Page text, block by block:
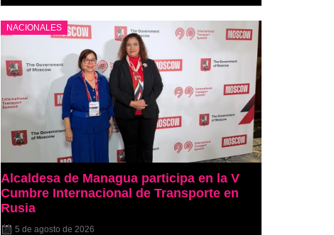
NACIONALES
Alcaldesa de Managua participa en la V
Cumbre Internacional de Transporte en
Rusia
5 de agosto de 2026